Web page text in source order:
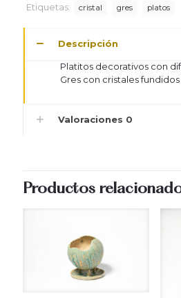
Etiquetas:
cristal gres platos
Descripción
Platitos decorativos con
Gres con cristales fundidos
Valoraciones 0
Productos